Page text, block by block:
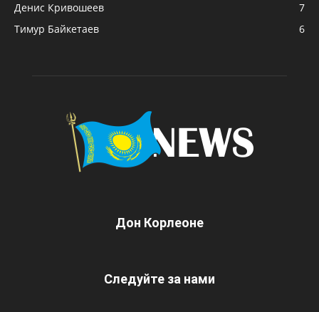
Денис Кривошеев
7
Тимур Байкетаев
6
Дон Корлеоне
Следуйте за нами